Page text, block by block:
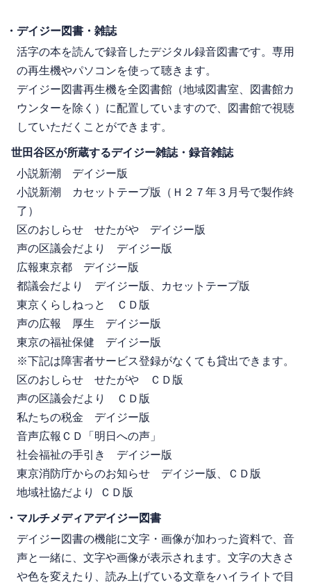
・デイジー図書・雑誌
活字の本を読んで録音したデジタル録音図書です。専用
の再生機やパソコンを使って聴きます。
デイジー図書再生機を全図書館（地域図書室、図書館カ
ウンターを除く）に配置していますので、図書館で視聴
していただくことができます。
世田谷区が所蔵するデイジー雑誌・録音雑誌
小説新潮 デイジー版
小説新潮 カセットテープ版（Ｈ２７年３月号で製作終
了）
区のおしらせ せたがや デイジー版
声の区議会だより デイジー版
広報東京都 デイジー版
都議会だより デイジー版、カセットテープ版
東京くらしねっと ＣＤ版
声の広報 厚生 デイジー版
東京の福祉保健 デイジー版
※下記は障害者サービス登録がなくても貸出できます。
区のおしらせ せたがや ＣＤ版
声の区議会だより ＣＤ版
私たちの税金 デイジー版
音声広報ＣＤ「明日への声」
社会福祉の手引き デイジー版
東京消防庁からのお知らせ デイジー版、ＣＤ版
地域社協だより ＣＤ版
・マルチメディアデイジー図書
デイジー図書の機能に文字・画像が加わった資料で、音
声と一緒に、文字や画像が表示されます。文字の大きさ
や色を変えたり、読み上げている文章をハイライトで目